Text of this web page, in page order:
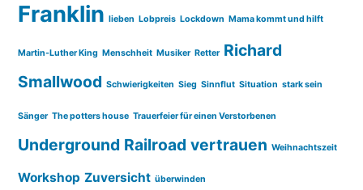
Franklin lieben Lobpreis Lockdown Mama kommt und hilft
Martin-Luther King Menschheit Musiker Retter Richard
Smallwood Schwierigkeiten Sieg Sinnflut Situation stark sein
Sänger The potters house Trauerfeier für einen Verstorbenen
Underground Railroad vertrauen Weihnachtszeit
Workshop Zuversicht überwinden